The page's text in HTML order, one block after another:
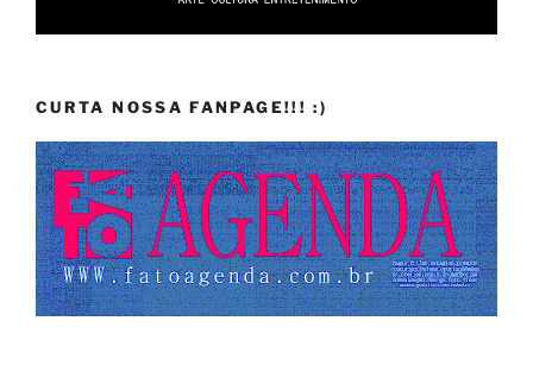
CURTA NOSSA FANPAGE!!! :)